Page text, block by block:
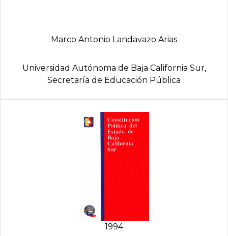
Marco Antonio Landavazo Arias
Universidad Autónoma de Baja California Sur,
Secretarí­a de Educación Pública
1994